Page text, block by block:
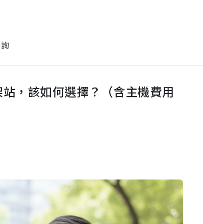
跨國企業
電子科技
基嘉科技
，該如何選擇？（含主機費用